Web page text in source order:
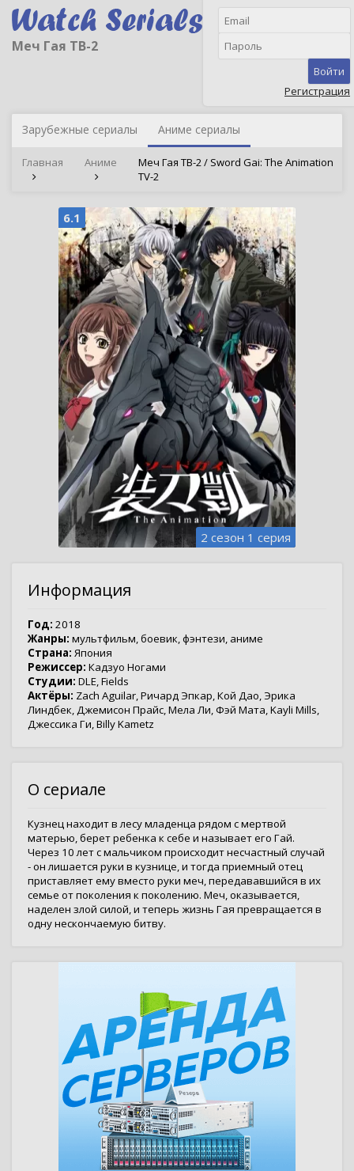
Меч Гая ТВ-2
Войти
Регистрация
Зарубежные сериалы Аниме сериалы
Главная Аниме
Меч Гая ТВ-2 / Sword Gai: The Animation
TV-2
6.1
2 сезон 1 серия
Информация
Год: 2018
Жанры: мультфильм,боевик,фэнтези, аниме
Страна: Япония
Режиссер: Кадзуо Ногами
Студии: DLE,Fields
Актёры: Zach Aguilar,Ричард Эпкар,Кой Дао,Эрика
Линдбек,Джемисон Прайс,Мела Ли,Фэй Мата,Kayli Mills,
Джессика Ги,Billy Kametz
О сериале
Кузнец находит в лесу младенца рядом с мертвой
матерью, берет ребенка к себе и называет его Гай.
Через 10 лет с мальчиком происходит несчастный случай
- он лишается руки в кузнице, и тогда приемный отец
приставляет ему вместо руки меч, передававшийся в их
семье от поколения к поколению. Меч, оказывается,
наделен злой силой, и теперь жизнь Гая превращается в
одну нескончаемую битву.